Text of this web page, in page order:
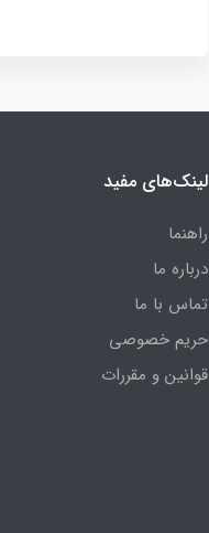
لینک‌های مفید
راهنما
درباره ما
تماس با ما
حریم خصوصی
قوانین و مقررات